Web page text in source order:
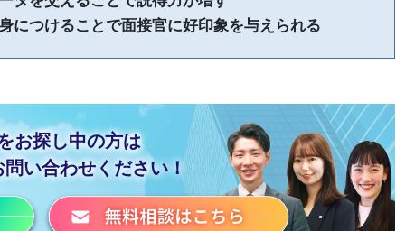
につけることで面接官に好印象を与えられる
お探し中の方は
問い合わせください！